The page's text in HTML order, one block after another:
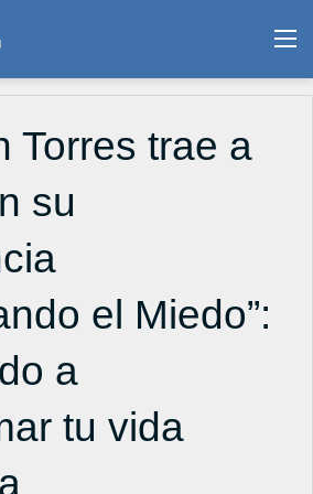
Torres trae a
su
el Miedo”:
a
tu vida